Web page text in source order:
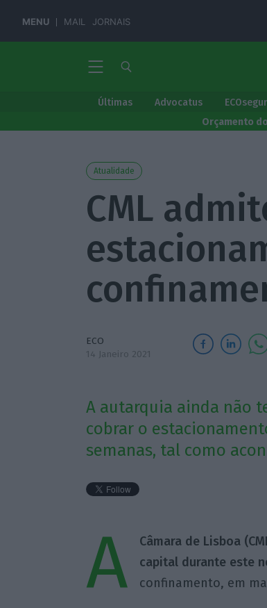
MENU MAIL JORNAIS
Últimas Advocatus
Orçamento
Atualidade
CML
ECO
14 Janeiro 2021
A autarquia ainda não
cobrar o
semanas, tal como
A
Câmara de Lisboa
capital durante este
confinamento, em